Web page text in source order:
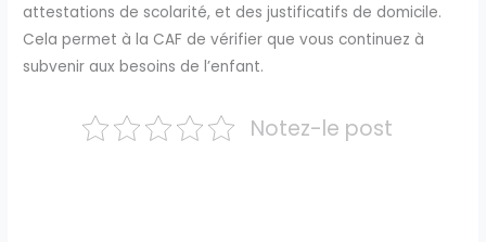
attestations de scolarité, et des justificatifs de domicile.
Cela permet à la CAF de vérifier que vous continuez à
subvenir aux besoins de l’enfant.
Notez-le post